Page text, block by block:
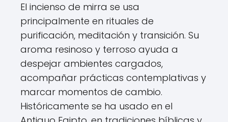
El incienso de mirra se usa
principalmente en rituales de
purificación, meditación y transición. Su
aroma resinoso y terroso ayuda a
despejar ambientes cargados,
acompañar prácticas contemplativas y
marcar momentos de cambio.
Históricamente se ha usado en el